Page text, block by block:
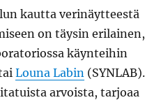
kautta verinäytteestä
on täysin erilainen,
käynteihin
Louna Labin(SYNLAB).
arvoista, tarjoaa